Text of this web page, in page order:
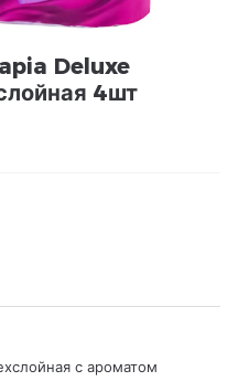
Deluxe
4шт
с ароматом